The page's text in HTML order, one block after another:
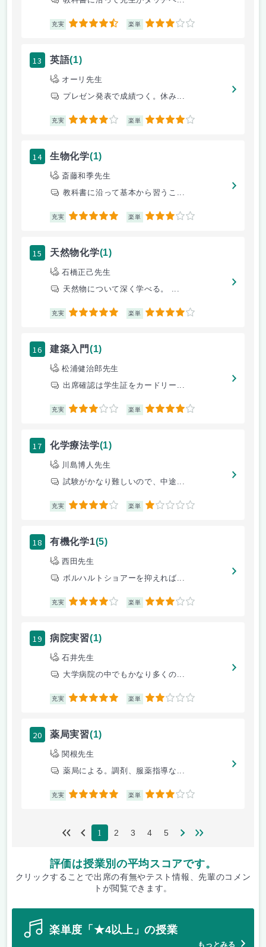
充実 4.5 楽単 3
13 英語(1)
オーリ先生
プレゼン発表で成績つく。休み...
充実 4 楽単 4
14 生物化学(1)
斎藤和季先生
教科書に沿って基本から習うこ...
充実 5 楽単 3
15 天然物化学(1)
石橋正己先生
天然物について深く学べる。 ...
充実 5 楽単 4
16 建築入門(1)
松浦健治郎先生
出席確認は学生証をカードリー...
充実 3 楽単 4
17 化学療法学(1)
川島博人先生
試験がかなり難しいので、中途...
充実 4 楽単 1
18 有機化学1(5)
西田先生
ボルハルトショアーを抑えれば...
充実 4 楽単 3
19 病院実習(1)
石井先生
大学病院の中でもかなり多くの...
充実 5 楽単 2
20 薬局実習(1)
関根先生
薬局による。調剤、服薬指導な...
充実 5 楽単 3
1 2 3 4 5
評価は授業別の平均スコアです。
クリックすることで出席の有無やテスト情報、先輩のコメン
トが閲覧できます。
楽単度「★4以上」の授業
もっとみる